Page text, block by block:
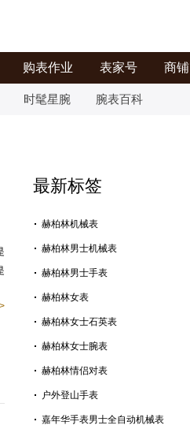
购表作业 表家号 商铺
时髦星腕 腕表百科
最新标签
赫柏林机械表
赫柏林男士机械表
赫柏林男士手表
赫柏林女表
赫柏林女士石英表
赫柏林女士腕表
赫柏林情侣对表
户外登山手表
嘉年华手表男士全自动机械表